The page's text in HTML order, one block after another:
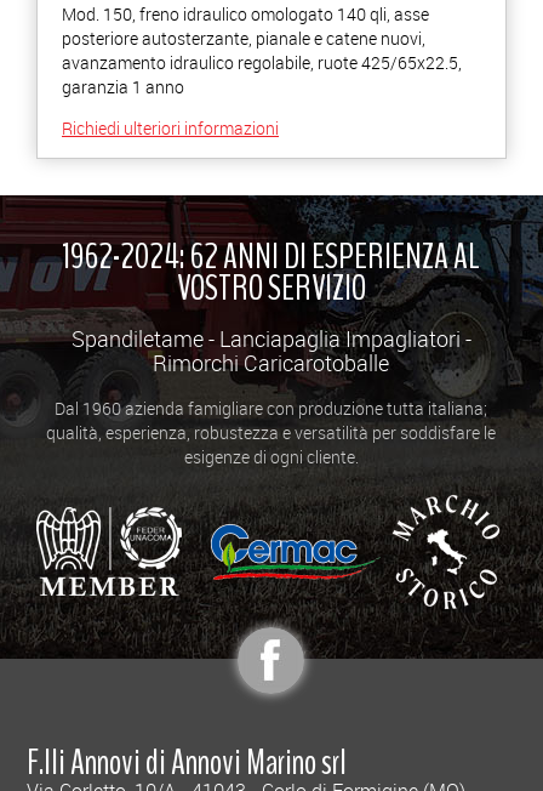
Mod. 150, freno idraulico omologato 140 qli, asse
posteriore autosterzante, pianale e catene nuovi,
avanzamento idraulico regolabile, ruote 425/65x22.5,
garanzia 1 anno
Richiedi ulteriori informazioni
1962-2024: 62 ANNI DI ESPERIENZA AL
VOSTRO SERVIZIO
Spandiletame - Lanciapaglia Impagliatori -
Rimorchi Caricarotoballe
Dal 1960 azienda famigliare con produzione tutta italiana;
qualità, esperienza, robustezza e versatilità per soddisfare le
esigenze di ogni cliente.
F.lli Annovi di Annovi Marino srl